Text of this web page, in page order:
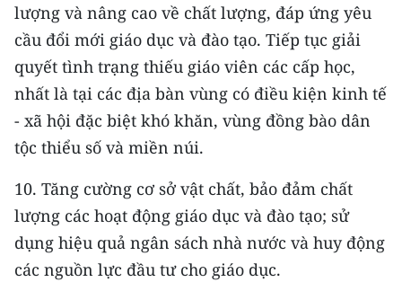
lượng và nâng cao về chất lượng, đáp ứng yêu
cầu đổi mới giáo dục và đào tạo. Tiếp tục giải
quyết tình trạng thiếu giáo viên các cấp học,
nhất là tại các địa bàn vùng có điều kiện kinh tế
- xã hội đặc biệt khó khăn, vùng đồng bào dân
tộc thiểu số và miền núi.
10. Tăng cường cơ sở vật chất, bảo đảm chất
lượng các hoạt động giáo dục và đào tạo; sử
dụng hiệu quả ngân sách nhà nước và huy động
các nguồn lực đầu tư cho giáo dục.